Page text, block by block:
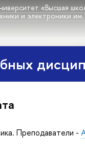
«Высшая
и электроники
Преподаватели -